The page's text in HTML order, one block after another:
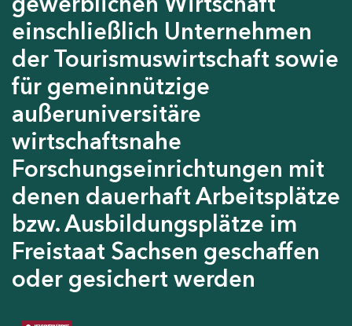
einschließlich Unternehmen
der Tourismuswirtschaft sowie
für gemeinnützige
außeruniversitäre
wirtschaftsnahe
Forschungseinrichtungen mit
denen dauerhaft Arbeitsplätze
bzw. Ausbildungsplätze im
Freistaat Sachsen geschaffen
oder gesichert werden